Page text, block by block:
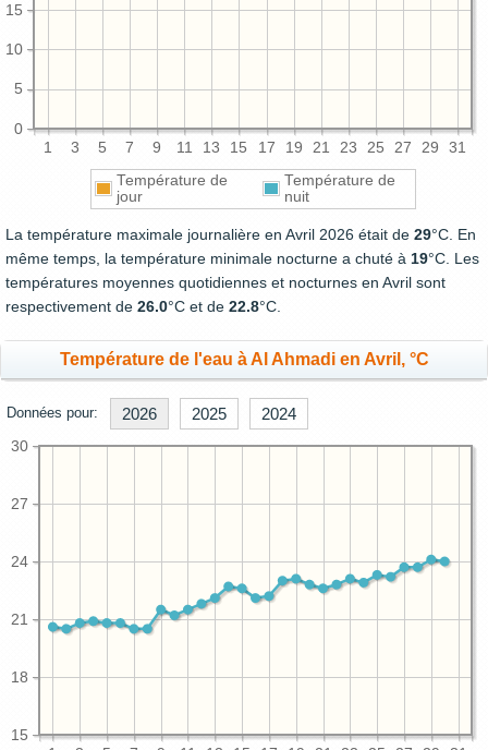
1 3 5 7 9 11 13 15 17 19 21 23 25 27 29 31
0
5
10
15
Température de
jour
Température de
nuit
La température maximale journalière en Avril 2026 était de 29°C. En
même temps, la température minimale nocturne a chuté à 19°C. Les
températures moyennes quotidiennes et nocturnes en Avril sont
respectivement de 26.0°C et de 22.8°C.
Température de l'eau à Al Ahmadi en Avril, °C
Données pour: 2026 2025 2024
15
18
21
24
27
30